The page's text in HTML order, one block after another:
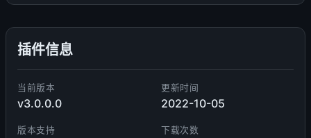
插件信息
当前版本
v3.0.0.0
更新时间
2022-10-05
版本支持 下载次数